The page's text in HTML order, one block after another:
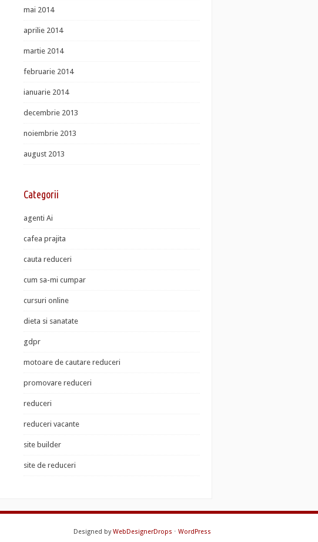
mai 2014
aprilie 2014
martie 2014
februarie 2014
ianuarie 2014
decembrie 2013
noiembrie 2013
august 2013
Categorii
agenti Ai
cafea prajita
cauta reduceri
cum sa-mi cumpar
cursuri online
dieta si sanatate
gdpr
motoare de cautare reduceri
promovare reduceri
reduceri
reduceri vacante
site builder
site de reduceri
Designed byWebDesignerDrops ⋅ WordPress